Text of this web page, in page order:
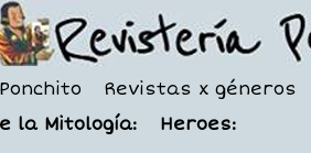
Ponchito
Revistas x géneros
la Mitología:
Heroes: